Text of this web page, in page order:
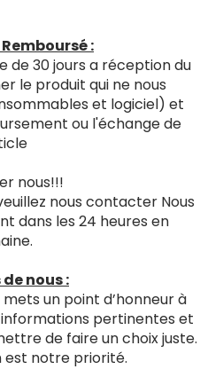
:
de 30 jours a réception du
le produit qui ne nous
et logiciel) et
ou l'échange de
nous!!!
nous contacter Nous
dans les 24 heures en
nous :
un point d’honneur à
pertinentes et
de faire un choix juste.
notre priorité.